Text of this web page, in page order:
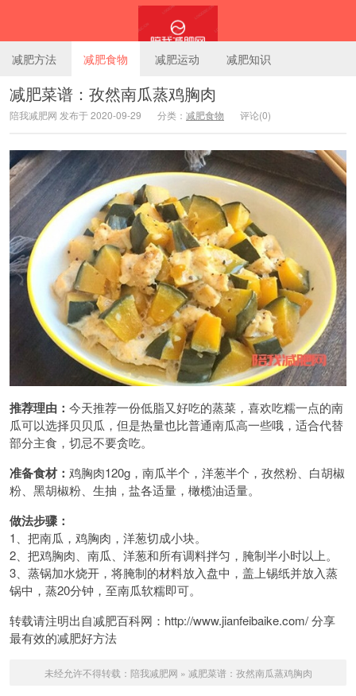
陪我减肥网
减肥方法 减肥食物 减肥运动 减肥知识
减肥菜谱：孜然南瓜蒸鸡胸肉
陪我减肥网 发布于 2020-09-29 分类： 减肥食物 评论(0)
推荐理由： 今天推荐一份低脂又好吃的蒸菜，喜欢吃糯一点的南
瓜可以选择贝贝瓜，但是热量也比普通南瓜高一些哦，适合代替
部分主食，切忌不要贪吃。
准备食材： 鸡胸肉120g，南瓜半个，洋葱半个，孜然粉、白胡椒
粉、黑胡椒粉、生抽，盐各适量，橄榄油适量。
做法步骤：
1、把南瓜，鸡胸肉，洋葱切成小块。
2、把鸡胸肉、南瓜、洋葱和所有调料拌匀，腌制半小时以上。
3、蒸锅加水烧开，将腌制的材料放入盘中，盖上锡纸并放入蒸
锅中，蒸20分钟，至南瓜软糯即可。
转载请注明出自减肥百科网：http://www.jianfeibaike.com/ 分享
最有效的减肥好方法
未经允许不得转载： 陪我减肥网 » 减肥菜谱：孜然南瓜蒸鸡胸肉